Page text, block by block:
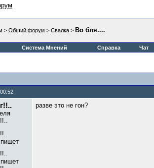
> Общий форум > Свалка > Во бля....
Система Мнений Справка Чат
разве это не гон?